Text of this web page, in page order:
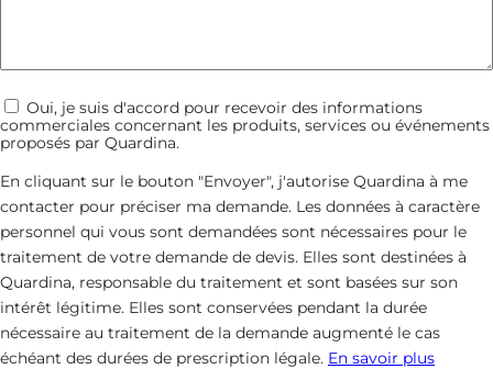
Communications
commerciales
Oui, je suis d'accord pour recevoir des informations
commerciales concernant les produits, services ou événements
proposés par Quardina.
En cliquant sur le bouton "Envoyer", j'autorise Quardina à me
contacter pour préciser ma demande. Les données à caractère
personnel qui vous sont demandées sont nécessaires pour le
traitement de votre demande de devis. Elles sont destinées à
Quardina, responsable du traitement et sont basées sur son
intérêt légitime. Elles sont conservées pendant la durée
nécessaire au traitement de la demande augmenté le cas
échéant des durées de prescription légale. En savoir plus